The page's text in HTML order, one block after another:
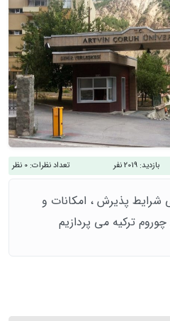
بازدید: 2019 نفر تعداد نظرات: 0 نظر
شرایط پذیرش ، امکانات و
ترکیه می پردازیم